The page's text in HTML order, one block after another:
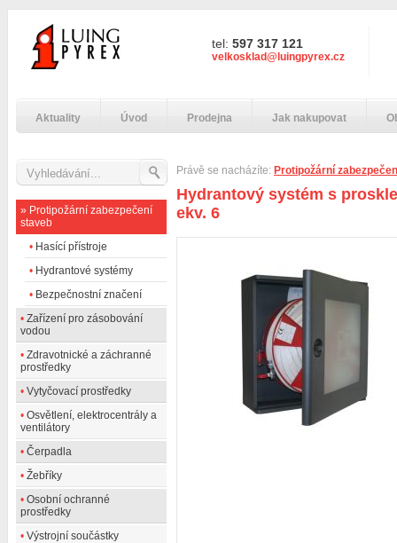
tel: 597 317 121
velkosklad@luingpyrex.cz
Aktuality Úvod Prodejna Jak nakupovat
» Protipožární zabezpečení
staveb
• Hasící přístroje
• Hydrantové systémy
• Bezpečnostní značení
• Zařízení pro zásobování
vodou
• Zdravotnické a záchranné
prostředky
• Vytyčovací prostředky
• Osvětlení, elektrocentrály a
ventilátory
• Čerpadla
• Žebříky
• Osobní ochranné
prostředky
• Výstrojní součástky
Právě se nacházíte: Protipožární
Hydrantový systém s
ekv. 6